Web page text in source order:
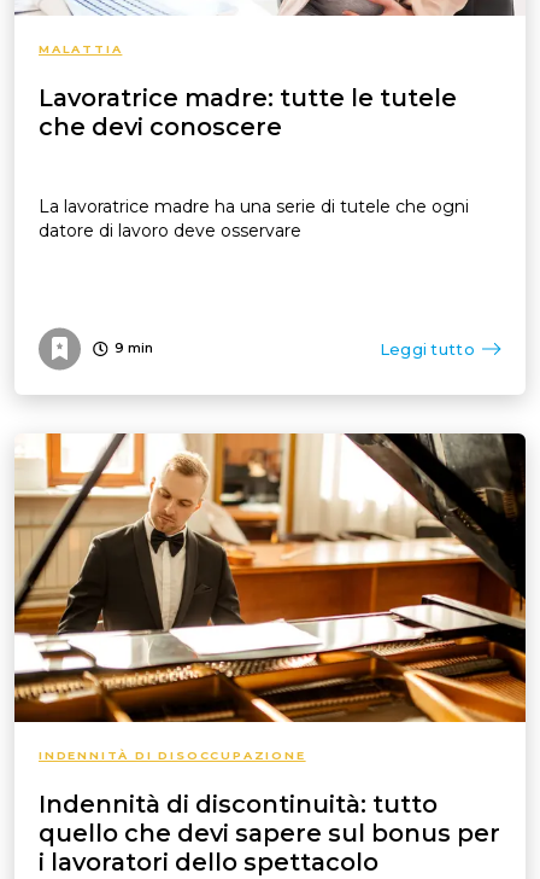
MALATTIA
Lavoratrice madre: tutte le tutele
che devi conoscere
La lavoratrice madre ha una serie di tutele che ogni
datore di lavoro deve osservare
9 min Leggi tutto
INDENNITÀ DI DISOCCUPAZIONE
Indennità di discontinuità: tutto
quello che devi sapere sul bonus per
i lavoratori dello spettacolo